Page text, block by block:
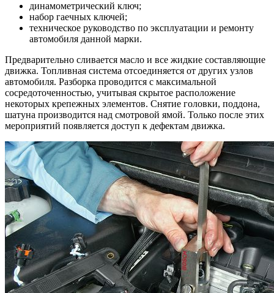
динамометрический ключ;
набор гаечных ключей;
техническое руководство по эксплуатации и ремонту
автомобиля данной марки.
Предварительно сливается масло и все жидкие составляющие
движка. Топливная система отсоединяется от других узлов
автомобиля. Разборка проводится с максимальной
сосредоточенностью, учитывая скрытое расположение
некоторых крепежных элементов. Снятие головки, поддона,
шатуна производится над смотровой ямой. Только после этих
мероприятий появляется доступ к дефектам движка.